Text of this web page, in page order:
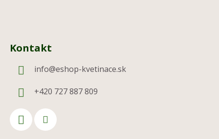
Kontakt
info@eshop-kvetinace.sk
+420 727 887 809